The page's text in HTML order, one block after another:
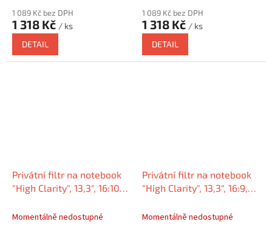
1 089 Kč bez DPH
1 318 Kč / ks
DETAIL
1 089 Kč bez DPH
1 318 Kč / ks
DETAIL
Privátní filtr na notebook
"High Clarity", 13,3", 16:10,
Momentálně nedostupné
Privátní filtr na notebook
"High Clarity", 13,3", 16:9,
Momentálně nedostupné